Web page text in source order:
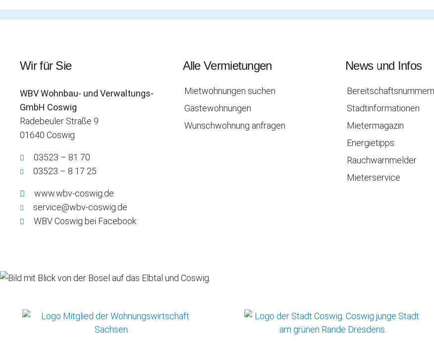
Wir für Sie
WBVWohnbau- und Verwaltungs-
GmbH Coswig
Radebeuler Straße 9
01640 Coswig
03523 – 81 70
03523 – 8 17 25
www.wbv-coswig.de
service@wbv-coswig.de
WBVCoswig bei Facebook
Alle Vermietungen
Mietwohnungen suchen
Gästewohnungen
Wunschwohnung anfragen
News und Infos
Bereitschaftsnummern
Stadtinformationen
Mietermagazin
Energietipps
Rauchwarnmelder
Mieterservice